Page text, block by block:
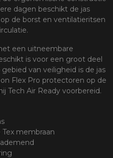
dagen beschikt de jas
de borst en ventilatieritsen
een uitneembare
is voor een groot deel
van veiligheid is de jas
Flex Pro protectoren op de
Tech Air Ready voorbereid.
Tex membraan